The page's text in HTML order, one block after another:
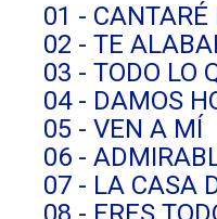
01 -
02 - TE
03 - TODO LO
04 - DAMOS
05 - VEN A MÍ
06 -
07 - LA CASA